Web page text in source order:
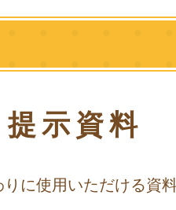
提示資料
りに使用いただける資